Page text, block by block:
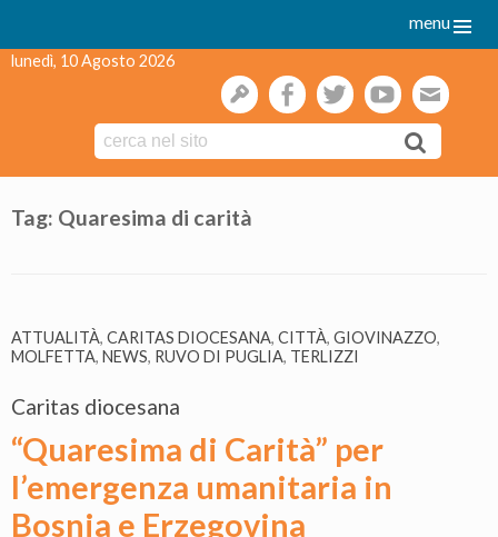
menu
lunedì, 10 Agosto 2026
gestionefacebooktwitteryoutube
to
Tag: Quaresima di carità
ATTUALITÀ, CARITAS DIOCESANA, CITTÀ, GIOVINAZZO,
MOLFETTA, NEWS, RUVO DI PUGLIA, TERLIZZI
Caritas diocesana
“Quaresima di Carità” per
l’emergenza umanitaria in
Bosnia e Erzegovina